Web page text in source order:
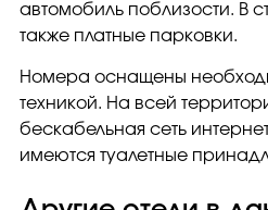
автомобиль поблизости. В
также платные парковки.
Номера оснащены
техникой. На всей
бескабельная сеть
имеются туалетные